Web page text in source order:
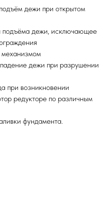
дежи при открытом
подъёма дежи, исключающее
механизмом
дежи при разрушении
при возникновении
редукторе по различным
фундамента.